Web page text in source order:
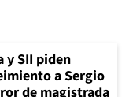
y SII piden
a Sergio
de magistrada